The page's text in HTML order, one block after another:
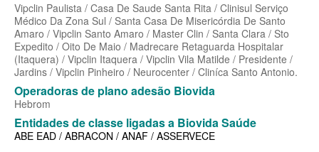
SAMED PLANO DE SAÚDE EMPRESARIAL
SANTA CASA DE MAUÁ PLANO DE SAÚDE EMPRESARIAL
SANTARIS PLANO DE SAÚDE EMPRESARIAL
SANTA HELENA PLANO DE SAÚDE EMPRESARIAL
SÃO CRISTOVÃO PLANO DE SAÚDE EMPRESARIAL
PLANO DE SAÚDE INDIVIDUAL
BIO SAÚDE PLANO DE SAÚDE INDIVIDUAL
BIOVIDA PLANO DE SAÚDE INDIVIDUAL
Vipclin Paulista / Casa De Saude Santa Rita / Clinisul Serviço
Médico Da Zona Sul / Santa Casa De Misericórdia De Santo
Amaro / Vipclin Santo Amaro / Master Clin / Santa Clara / Sto
Expedito / Oito De Maio / Madrecare Retaguarda Hospitalar
(Itaquera) / Vipclin Itaquera / Vipclin Vila Matilde / Presidente /
Jardins / Vipclin Pinheiro / Neurocenter / Cliníca Santo Antonio.
Operadoras de plano adesão Biovida
Hebrom
Entidades de classe ligadas a Biovida Saúde
ABE EAD / ABRACON / ANAF / ASSERVECE